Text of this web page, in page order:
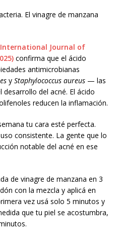
El vinagre de manzana
Journal of
confirma que el ácido
antimicrobianas
y Staphylococcus aureus — las
del acné. El ácido
reducen la inflamación.
tu cara esté perfecta.
consistente. La gente que lo
notable del acné en ese
de vinagre de manzana en 3
con la mezcla y aplicá en
vez usá solo 5 minutos y
que tu piel se acostumbra,